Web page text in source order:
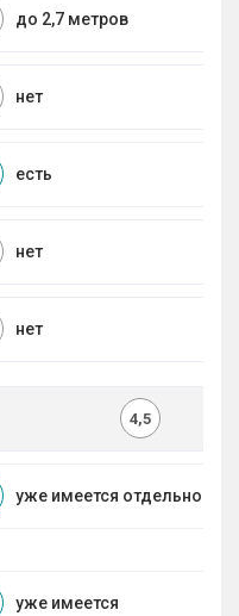
до 2,7 метров
нет
есть
нет
нет
4,5
уже имеется
уже имеется